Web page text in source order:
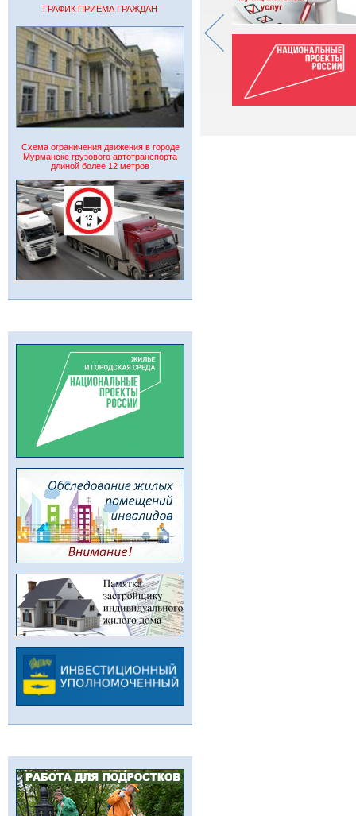
ГРАФИК ПРИЕМА ГРАЖДАН
Схема ограничения движения в городе
Мурманске грузового автотранспорта
длиной более 12 метров